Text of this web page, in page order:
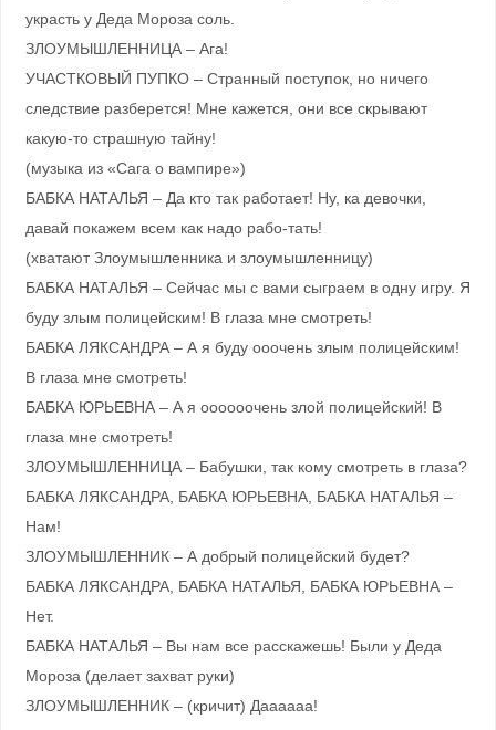
украсть у Деда Мороза соль.
ЗЛОУМЫШЛЕННИЦА – Ага!
УЧАСТКОВЫЙ ПУПКО – Странный поступок, но ничего
следствие разберется! Мне кажется, они все скрывают
какую-то страшную тайну!
(музыка из «Сага о вампире»)
БАБКА НАТАЛЬЯ – Да кто так работает! Ну, ка девочки,
давай покажем всем как надо рабо-тать!
(хватают Злоумышленника и злоумышленницу)
БАБКА НАТАЛЬЯ – Сейчас мы с вами сыграем в одну игру. Я
буду злым полицейским! В глаза мне смотреть!
БАБКА ЛЯКСАНДРА – А я буду ооочень злым полицейским!
В глаза мне смотреть!
БАБКА ЮРЬЕВНА – А я оооооочень злой полицейский! В
глаза мне смотреть!
ЗЛОУМЫШЛЕННИЦА – Бабушки, так кому смотреть в глаза?
БАБКА ЛЯКСАНДРА, БАБКА ЮРЬЕВНА, БАБКА НАТАЛЬЯ –
Нам!
ЗЛОУМЫШЛЕННИК – А добрый полицейский будет?
БАБКА ЛЯКСАНДРА, БАБКА НАТАЛЬЯ, БАБКА ЮРЬЕВНА –
Нет.
БАБКА НАТАЛЬЯ – Вы нам все расскажешь! Были у Деда
Мороза (делает захват руки)
ЗЛОУМЫШЛЕННИК – (кричит) Даааааа!